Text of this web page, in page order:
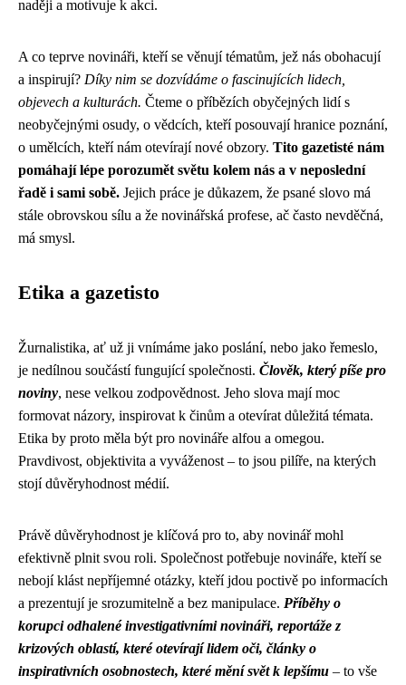
naději a motivuje k akci.
A co teprve novináři, kteří se věnují tématům, jež nás obohacují
a inspirují? Díky nim se dozvídáme o fascinujících lidech,
objevech a kulturách. Čteme o příbězích obyčejných lidí s
neobyčejnými osudy, o vědcích, kteří posouvají hranice poznání,
o umělcích, kteří nám otevírají nové obzory. Tito gazetisté nám
pomáhají lépe porozumět světu kolem nás a v neposlední
řadě i sami sobě. Jejich práce je důkazem, že psané slovo má
stále obrovskou sílu a že novinářská profese, ač často nevděčná,
má smysl.
Etika a gazetisto
Žurnalistika, ať už ji vnímáme jako poslání, nebo jako řemeslo,
je nedílnou součástí fungující společnosti. Člověk, který píše pro
noviny, nese velkou zodpovědnost. Jeho slova mají moc
formovat názory, inspirovat k činům a otevírat důležitá témata.
Etika by proto měla být pro novináře alfou a omegou.
Pravdivost, objektivita a vyváženost – to jsou pilíře, na kterých
stojí důvěryhodnost médií.
Právě důvěryhodnost je klíčová pro to, aby novinář mohl
efektivně plnit svou roli. Společnost potřebuje novináře, kteří se
nebojí klást nepříjemné otázky, kteří jdou poctivě po informacích
a prezentují je srozumitelně a bez manipulace. Příběhy o
korupci odhalené investigativními novináři, reportáže z
krizových oblastí, které otevírají lidem oči, články o
inspirativních osobnostech, které mění svět k lepšímu – to vše